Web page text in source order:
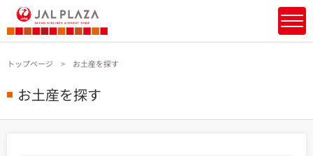
トップページ お土産を探す
お土産を探す